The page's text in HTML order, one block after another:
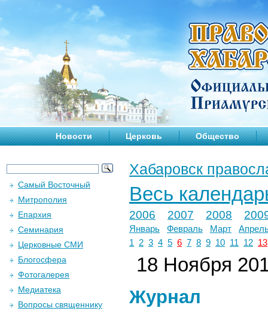
Новости Церковь Общество
Хабаровск
Весь
2006 2007 2008
Январь Февраль Март
1
2 3 4 5 6 7 8 9 10 11 12 13
18 Ноября
Журнал
Самый Восточный
Митрополия
Епархия
Семинария
Церковные СМИ
Блогосфера
Фотогалерея
Медиатека
Вопросы священнику